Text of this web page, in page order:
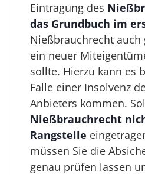
Eintragung des
das Grundbuch im
Nießbrauchrecht auch
ein neuer
sollte. Hierzu kann es
Falle einer Insolvenz
Anbieters kommen.
Nießbrauchrecht
Rangstelle
müssen Sie die
genau prüfen lassen